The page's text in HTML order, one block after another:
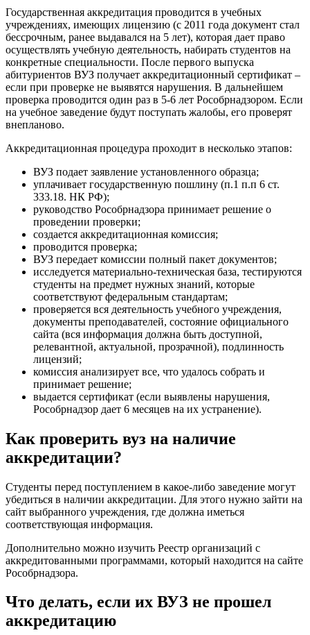
Государственная аккредитация проводится в учебных
учреждениях, имеющих лицензию (с 2011 года документ стал
бессрочным, ранее выдавался на 5 лет), которая дает право
осуществлять учебную деятельность, набирать студентов на
конкретные специальности. После первого выпуска
абитуриентов ВУЗ получает аккредитационный сертификат –
если при проверке не выявятся нарушения. В дальнейшем
проверка проводится один раз в 5-6 лет Рособрнадзором. Если
на учебное заведение будут поступать жалобы, его проверят
внепланово.
Аккредитационная процедура проходит в несколько этапов:
ВУЗ подает заявление установленного образца;
уплачивает государственную пошлину (п.1 п.п 6 ст.
333.18. НК РФ);
руководство Рособрнадзора принимает решение о
проведении проверки;
создается аккредитационная комиссия;
проводится проверка;
ВУЗ передает комиссии полный пакет документов;
исследуется материально-техническая база, тестируются
студенты на предмет нужных знаний, которые
соответствуют федеральным стандартам;
проверяется вся деятельность учебного учреждения,
документы преподавателей, состояние официального
сайта (вся информация должна быть доступной,
релевантной, актуальной, прозрачной), подлинность
лицензий;
комиссия анализирует все, что удалось собрать и
принимает решение;
выдается сертификат (если выявлены нарушения,
Рособрнадзор дает 6 месяцев на их устранение).
Как проверить вуз на наличие
аккредитации?
Студенты перед поступлением в какое-либо заведение могут
убедиться в наличии аккредитации. Для этого нужно зайти на
сайт выбранного учреждения, где должна иметься
соответствующая информация.
Дополнительно можно изучить Реестр организаций с
аккредитованными программами, который находится на сайте
Рособрнадзора.
Что делать, если их ВУЗ не прошел
аккредитацию